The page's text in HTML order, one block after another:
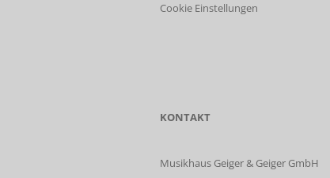
Cookie Einstellungen
KONTAKT
Musikhaus Geiger & Geiger GmbH